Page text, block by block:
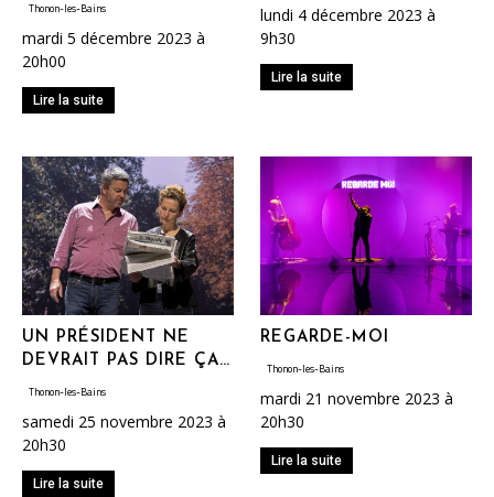
Thonon-les-Bains
mardi 5 décembre 2023 à
20h00
Lire la suite
lundi 4 décembre 2023 à
9h30
Lire la suite
UN PRÉSIDENT NE
DEVRAIT PAS DIRE ÇA…
Thonon-les-Bains
samedi 25 novembre 2023 à
20h30
Lire la suite
REGARDE-MOI
Thonon-les-Bains
mardi 21 novembre 2023 à
20h30
Lire la suite